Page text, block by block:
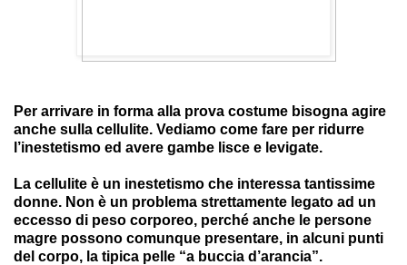
Per arrivare in forma alla prova costume bisogna agire
anche sulla cellulite. Vediamo come fare per ridurre
l’inestetismo ed avere gambe lisce e levigate.
La cellulite è un inestetismo che interessa tantissime
donne. Non è un problema strettamente legato ad un
eccesso di peso corporeo, perché anche le persone
magre possono comunque presentare, in alcuni punti
del corpo, la tipica pelle “a buccia d’arancia”.